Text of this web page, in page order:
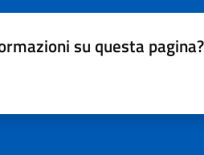
su questa pagina?